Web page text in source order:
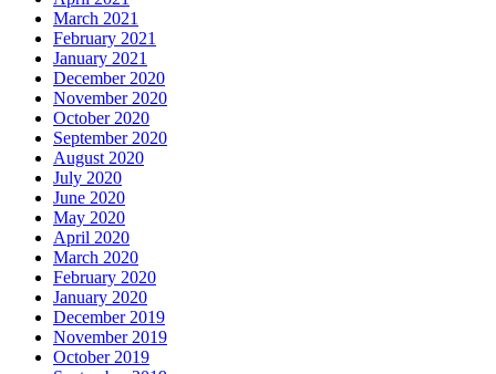
March 2021
February 2021
January 2021
December 2020
November 2020
October 2020
September 2020
August 2020
July 2020
June 2020
May 2020
April 2020
March 2020
February 2020
January 2020
December 2019
November 2019
October 2019